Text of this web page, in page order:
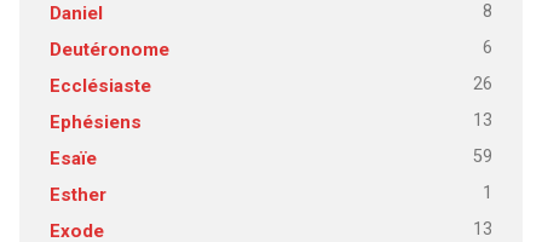
Daniel 8
Deutéronome 6
Ecclésiaste 26
Ephésiens 13
Esaïe 59
Esther 1
Exode 13